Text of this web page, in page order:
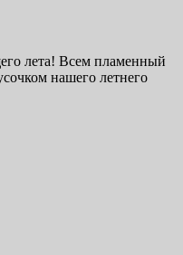
лета! Всем пламенный
нашего летнего